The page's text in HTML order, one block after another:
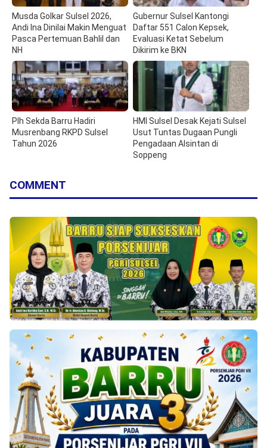
Musda Golkar Sulsel 2026,
Andi Ina Dinilai Makin Menguat
Pasca Pertemuan Bahlil dan
NH
Gubernur Sulsel Kantongi
Daftar 551 Calon Kepsek,
Evaluasi Ketat Sebelum
Dikirim ke BKN
Plh Sekda Barru Hadiri
Musrenbang RKPD Sulsel
Tahun 2026
HMI Sulsel Desak Kejati Sulsel
Usut Tuntas Dugaan Pungli
Pengadaan Alsintan di
Soppeng
COMMENT